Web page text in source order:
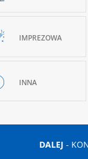
IMPREZOWA
INNA
DALEJ -